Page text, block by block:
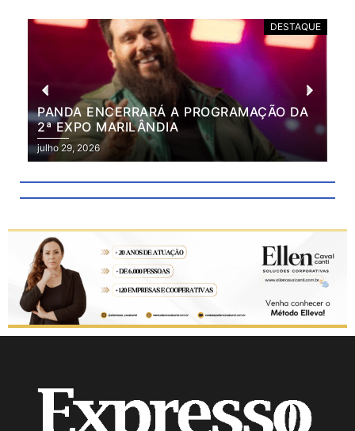
DESTAQUE
PANDA ENCERRARÁ A PROGRAMAÇÃO DA
2ª EXPO MARILÂNDIA
julho 29, 2026